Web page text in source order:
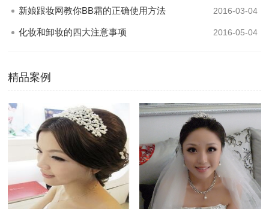
新娘跟妆网教你BB霜的正确使用方法 2016-03-04
化妆和卸妆的四大注意事项 2016-05-04
精品案例